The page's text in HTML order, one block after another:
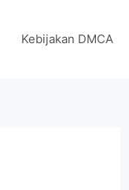
Kebijakan DMCA